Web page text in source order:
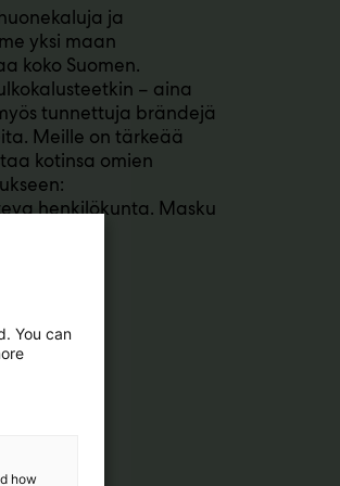
ja
yksi maan
koko Suomen.
– aina
tunnettuja brändejä
Meille on tärkeää
kotinsa omien
henkilökunta. Masku
You can
how